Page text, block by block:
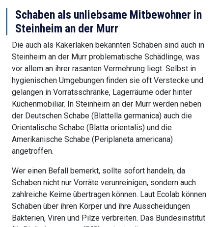
Schaben als unliebsame Mitbewohner in
Steinheim an der Murr
Die auch als Kakerlaken bekannten Schaben sind auch in
Steinheim an der Murr problematische Schädlinge, was
vor allem an ihrer rasanten Vermehrung liegt. Selbst in
hygienischen Umgebungen finden sie oft Verstecke und
gelangen in Vorratsschränke, Lagerräume oder hinter
Küchenmobiliar. In Steinheim an der Murr werden neben
der Deutschen Schabe (Blattella germanica) auch die
Orientalische Schabe (Blatta orientalis) und die
Amerikanische Schabe (Periplaneta americana)
angetroffen.
Wer einen Befall bemerkt, sollte sofort handeln, da
Schaben nicht nur Vorräte verunreinigen, sondern auch
zahlreiche Keime übertragen können. Laut Ecolab können
Schaben über ihren Körper und ihre Ausscheidungen
Bakterien, Viren und Pilze verbreiten. Das Bundesinstitut